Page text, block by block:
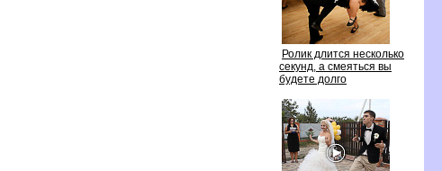
Ролик длится несколько
секунд, а смеяться вы
удете долго